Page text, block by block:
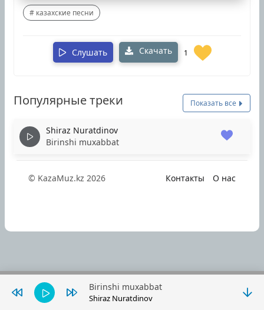
казахские песни
Слушать Скачать 1
Популярные треки Показать все
Shiraz Nuratdinov
Birinshi muxabbat
© KazaMuz.kz 2026 Контакты О нас
Birinshi muxabbat
Shiraz Nuratdinov